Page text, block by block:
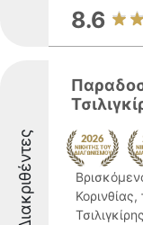
8.6
Διακριθέντες